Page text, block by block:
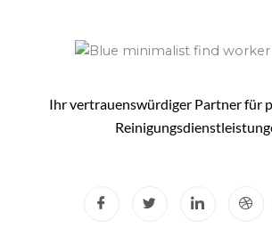
Ihr vertrauenswürdiger Partner für